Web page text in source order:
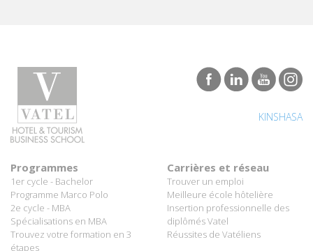
1er cycle - Bachelor
Programme Marco Polo
2e cycle - MBA
Spécialisations en MBA
Trouvez votre formation en 3
étapes
Trouver un emploi
Meilleure école hôtelière
Insertion professionnelle des
diplômés Vatel
Réussites de Vatéliens